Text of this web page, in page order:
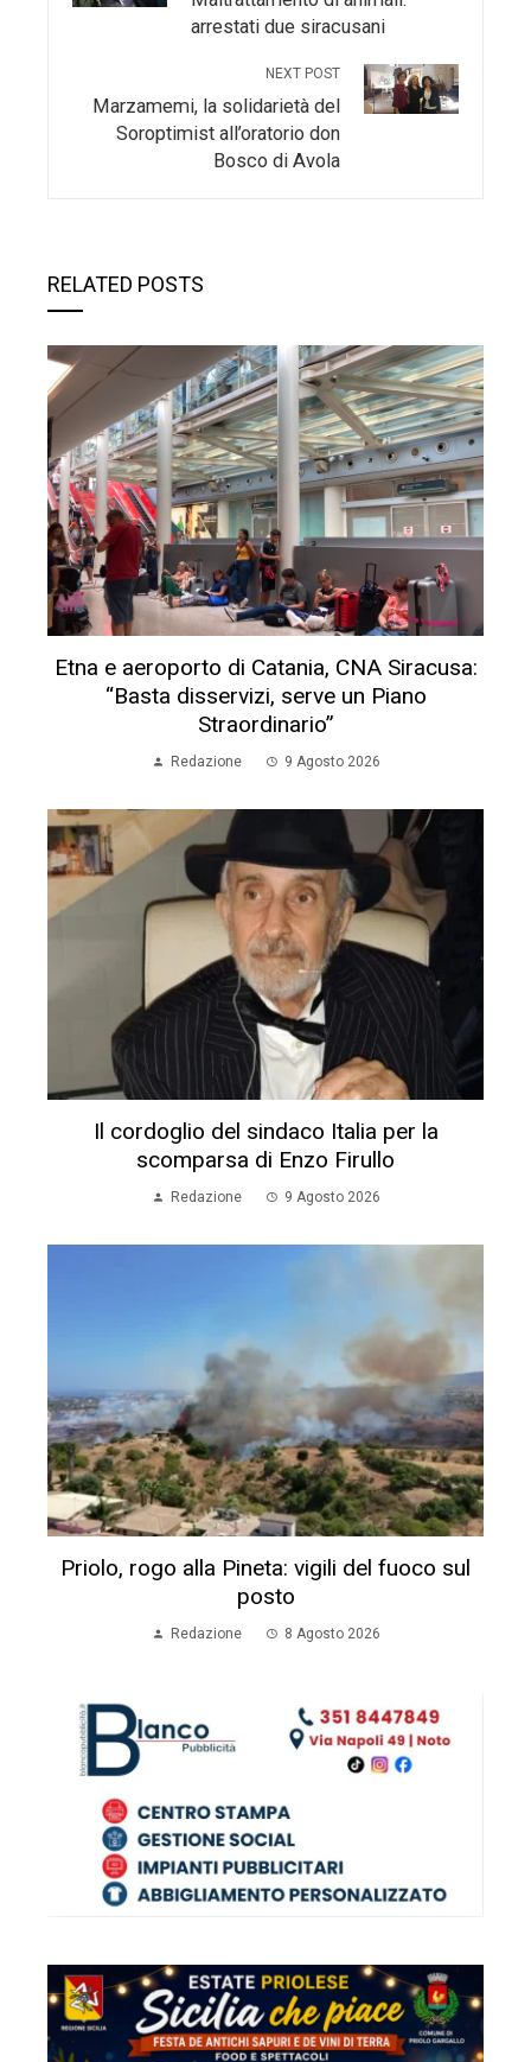
arrestati due siracusani
NEXT POST
Marzamemi, la solidarietà del
Soroptimist all’oratorio don
Bosco di Avola
RELATED POSTS
Etna e aeroporto di Catania, CNA Siracusa:
“Basta disservizi, serve un Piano
Straordinario”
Redazione 9 Agosto 2026
Il cordoglio del sindaco Italia per la
scomparsa di Enzo Firullo
Redazione 9 Agosto 2026
Priolo, rogo alla Pineta: vigili del fuoco sul
posto
Redazione 8 Agosto 2026